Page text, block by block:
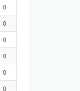
0
0
0
0
0
0